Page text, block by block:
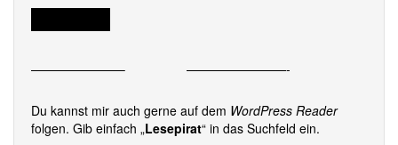
———————– ————————-
Du kannst mir auch gerne auf dem WordPress Reader
folgen. Gib einfach „Lesepirat“ in das Suchfeld ein.